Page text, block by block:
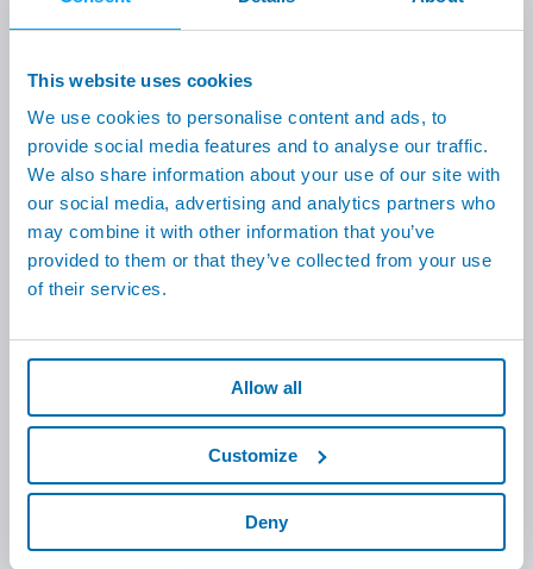
This website uses cookies
We use cookies to personalise content and ads, to
provide social media features and to analyse our traffic.
We also share information about your use of our site with
our social media, advertising and analytics partners who
may combine it with other information that you’ve
provided to them or that they’ve collected from your use
of their services.
Allow all
Customize
Deny
3300employees in34
詳しく見る
80+展示会